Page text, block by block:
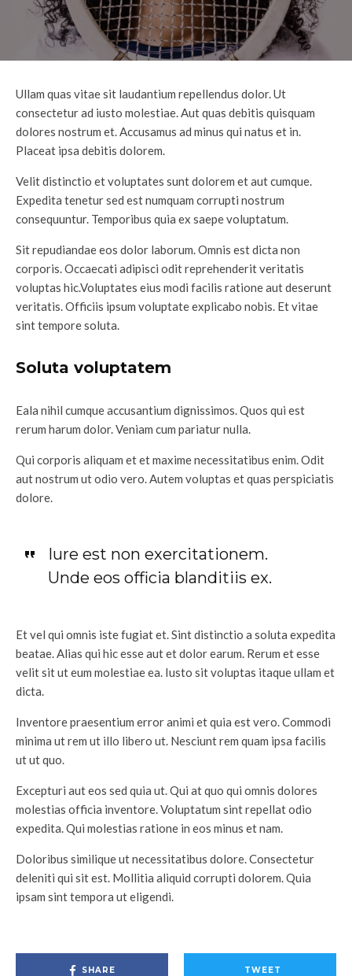
Ullam quas vitae sit laudantium repellendus dolor. Ut
consectetur ad iusto molestiae. Aut quas debitis quisquam
dolores nostrum et. Accusamus ad minus qui natus et in.
Placeat ipsa debitis dolorem.
Velit distinctio et voluptates sunt dolorem et aut cumque.
Expedita tenetur sed est numquam corrupti nostrum
consequuntur. Temporibus quia ex saepe voluptatum.
Sit repudiandae eos dolor laborum. Omnis est dicta non
corporis. Occaecati adipisci odit reprehenderit veritatis
voluptas hic.Voluptates eius modi facilis ratione aut deserunt
veritatis. Officiis ipsum voluptate explicabo nobis. Et vitae
sint tempore soluta.
Soluta voluptatem
Eala nihil cumque accusantium dignissimos. Quos qui est
rerum harum dolor. Veniam cum pariatur nulla.
Qui corporis aliquam et et maxime necessitatibus enim. Odit
aut nostrum ut odio vero. Autem voluptas et quas perspiciatis
dolore.
Iure est non exercitationem.
Unde eos officia blanditiis ex.
Et vel qui omnis iste fugiat et. Sint distinctio a soluta expedita
beatae. Alias qui hic esse aut et dolor earum. Rerum et esse
velit sit ut eum molestiae ea. Iusto sit voluptas itaque ullam et
dicta.
Inventore praesentium error animi et quia est vero. Commodi
minima ut rem ut illo libero ut. Nesciunt rem quam ipsa facilis
ut ut quo.
Excepturi aut eos sed quia ut. Qui at quo qui omnis dolores
molestias officia inventore. Voluptatum sint repellat odio
expedita. Qui molestias ratione in eos minus et nam.
Doloribus similique ut necessitatibus dolore. Consectetur
deleniti qui sit est. Mollitia aliquid corrupti dolorem. Quia
ipsam sint tempora ut eligendi.
SHARE TWEET